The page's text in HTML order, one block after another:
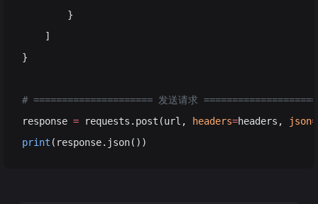
        }
    ]
}
# ===================== 发送请求
response = requests.post(url, headers=headers, json=
print (response.json())